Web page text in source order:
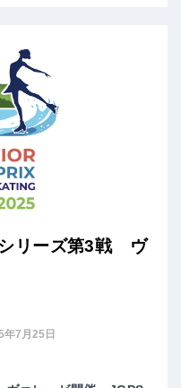
リーズ第3戦 ヴ
年7月25日